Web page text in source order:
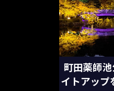
町田薬師
イトアップ